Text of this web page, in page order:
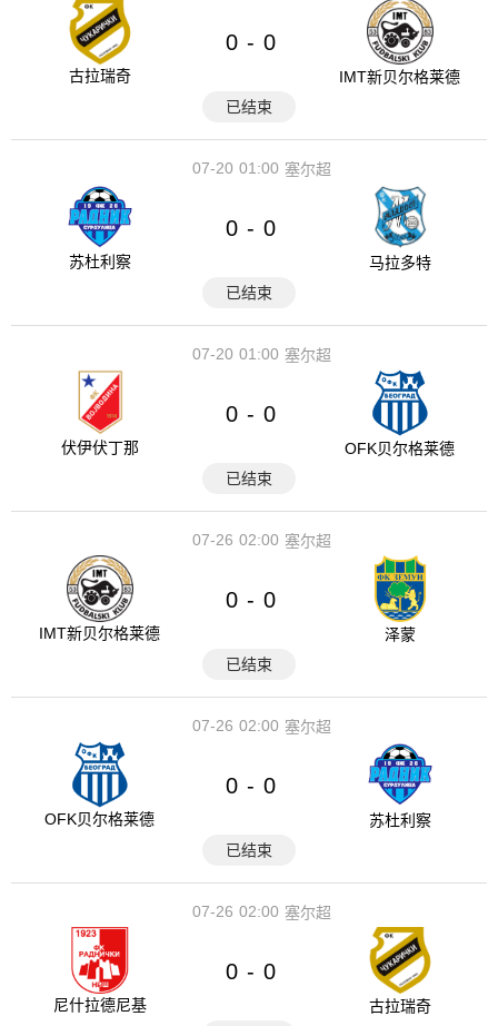
古拉瑞奇
0 - 0
IMT新贝尔格莱德
已结束
01:00
07-20 塞尔超
苏杜利察
0 - 0
马拉多特
已结束
01:00
07-20 塞尔超
伏伊伏丁那
0 - 0
OFK贝尔格莱德
已结束
02:00
07-26 塞尔超
IMT新贝尔格莱德
0 - 0
泽蒙
已结束
02:00
07-26 塞尔超
OFK贝尔格莱德
0 - 0
苏杜利察
已结束
02:00
07-26 塞尔超
尼什拉德尼基
0 - 0
古拉瑞奇